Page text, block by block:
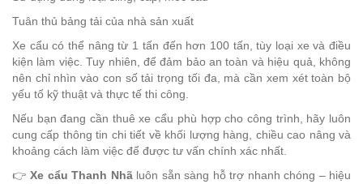
Tuân thủ bảng tải của nhà sản xuất
Xe cẩu có thể nâng từ 1 tấn đến hơn 100 tấn, tùy loại xe và điều
kiện làm việc. Tuy nhiên, để đảm bảo an toàn và hiệu quả, không
nên chỉ nhìn vào con số tải trọng tối đa, mà cần xem xét toàn bộ
yếu tố kỹ thuật và thực tế thi công.
Nếu bạn đang cần thuê xe cẩu phù hợp cho công trình, hãy luôn
cung cấp thông tin chi tiết về khối lượng hàng, chiều cao nâng và
khoảng cách làm việc để được tư vấn chính xác nhất.
👉 Xe cẩu Thanh Nhã luôn sẵn sàng hỗ trợ nhanh chóng – hiệu